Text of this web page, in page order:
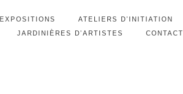
EXPOSITIONS ATELIERS D’INITIATION
JARDINIÈRES D’ARTISTES CONTACT